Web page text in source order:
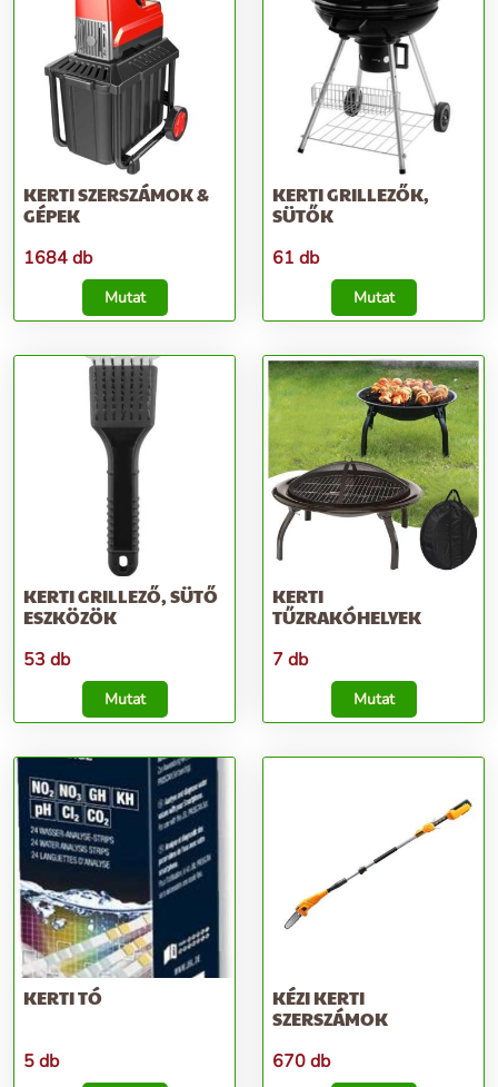
KERTI SZERSZÁMOK &
GÉPEK
1684 db
Mutat
KERTI GRILLEZŐK,
SÜTŐK
61 db
Mutat
KERTI GRILLEZŐ, SÜTŐ
ESZKÖZÖK
53 db
Mutat
KERTI
TŰZRAKÓHELYEK
7 db
Mutat
KERTI TÓ
5 db
KÉZI KERTI
SZERSZÁMOK
670 db